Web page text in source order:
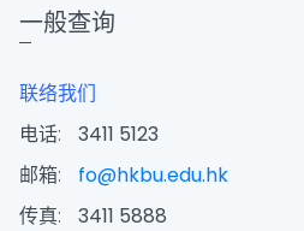
一般查询
联络我们
电话:
3411 5123
邮箱:
fo@hkbu.edu.hk
传真:
3411 5888